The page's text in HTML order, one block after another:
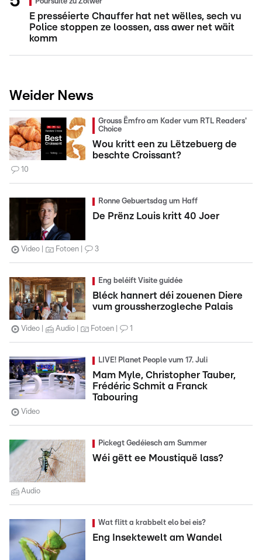
E presséierte Chauffer hat net wëlles, sech vu
Police stoppen ze loossen, ass awer net wäit
komm
Weider News
Grouss Ëmfro am Kader vum RTL Readers'
Choice
Wou kritt een zu Lëtzebuerg de
beschte Croissant?
10
Ronne Gebuertsdag um Haff
De Prënz Louis kritt 40 Joer
Video Fotoen 3
Eng beléift Visite guidée
Bléck hannert déi zouenen Diere
vum groussherzogleche Palais
Video Audio Fotoen 1
LIVE! Planet People vum 17. Juli
Mam Myle, Christopher Tauber,
Frédéric Schmit a Franck
Tabouring
Video
Pickegt Gedéiesch am Summer
Wéi gëtt ee Moustiquë lass?
Audio
Wat flitt a krabbelt elo bei eis?
Eng Insektewelt am Wandel